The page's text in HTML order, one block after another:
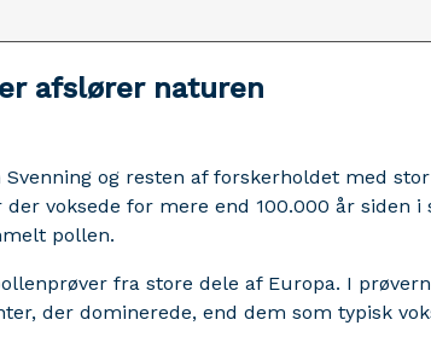
afslører naturen
og resten af forskerholdet med
voksede for mere end 100.000 år siden i
pollen.
fra store dele af Europa. I
der dominerede, end dem som typisk